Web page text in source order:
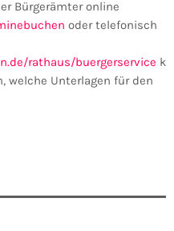
Bürgerämter online
oder telefonisch
rathaus/buergerservice k
welche Unterlagen für den